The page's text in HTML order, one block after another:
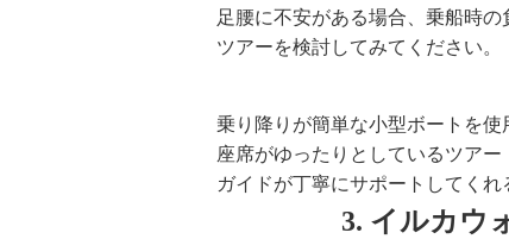
足腰に不安がある場合、乗船時
ツアーを検討してみてください。
乗り降りが簡単な小型ボートを使
座席がゆったりとしているツアー
ガイドが丁寧にサポートしてくれ
3. イルカウ